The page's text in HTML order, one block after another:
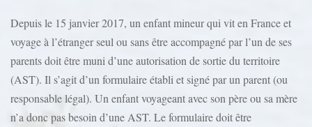
Depuis le 15 janvier 2017, un enfant mineur qui vit en France et
voyage à l’étranger seul ou sans être accompagné par l’un de ses
parents doit être muni d’une autorisation de sortie du territoire
(AST). Il s’agit d’un formulaire établi et signé par un parent (ou
responsable légal). Un enfant voyageant avec son père ou sa mère
n’a donc pas besoin d’une AST. Le formulaire doit être